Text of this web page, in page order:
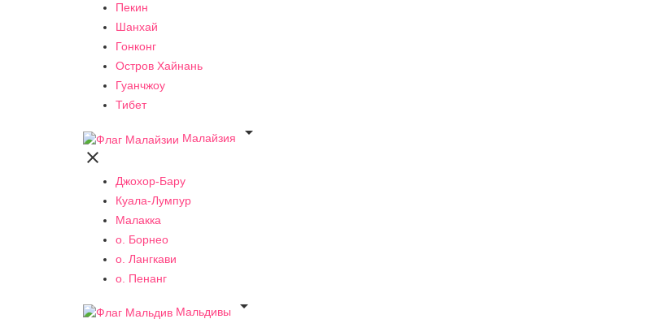
Пекин
Шанхай
Гонконг
Остров Хайнань
Гуанчжоу
Тибет
Малайзия


Джохор-Бару
Куала-Лумпур
Малакка
о. Борнео
о. Лангкави
о. Пенанг
Мальдивы
